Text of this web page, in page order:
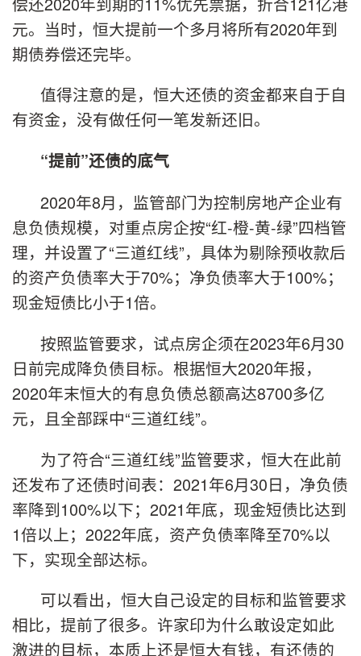
元。当时，恒大提前一个多月将所有2020年到
期债券偿还完毕。
值得注意的是，恒大还债的资金都来自于自
有资金，没有做任何一笔发新还旧。
“提前”还债的底气
2020年8月，监管部门为控制房地产企业有
息负债规模，对重点房企按“红-橙-黄-绿”四档管
理，并设置了“三道红线”，具体为剔除预收款后
的资产负债率大于70%；净负债率大于100%；
现金短债比小于1倍。
按照监管要求，试点房企须在2023年6月30
日前完成降负债目标。根据恒大2020年报，
2020年末恒大的有息负债总额高达8700多亿
元，且全部踩中“三道红线”。
为了符合“三道红线”监管要求，恒大在此前
还发布了还债时间表：2021年6月30日，净负债
率降到100%以下；2021年底，现金短债比达到
1倍以上；2022年底，资产负债率降至70%以
下，实现全部达标。
可以看出，恒大自己设定的目标和监管要求
相比，提前了很多。许家印为什么敢设定如此
激进的目标，本质上还是恒大有钱，有还债的